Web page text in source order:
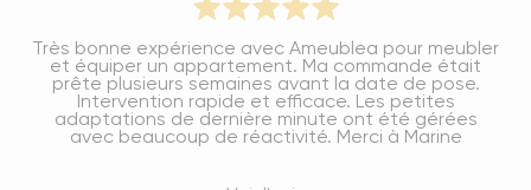
Très bonne expérience avec Ameublea pour meubler
et équiper un appartement. Ma commande était
prête plusieurs semaines avant la date de pose.
Intervention rapide et efficace. Les petites
adaptations de dernière minute ont été gérées
avec beaucoup de réactivité. Merci à Marine